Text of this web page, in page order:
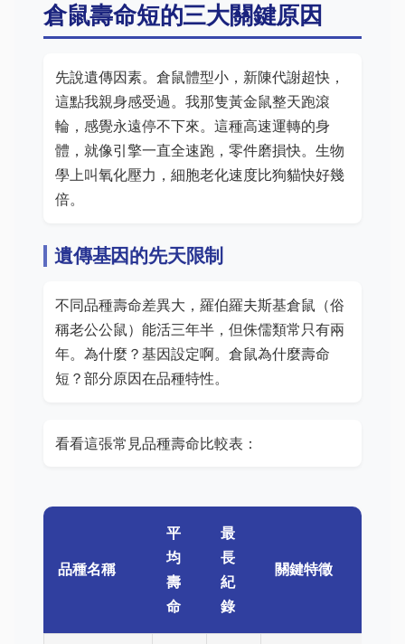
倉鼠壽命短的三大關鍵原因
先說遺傳因素。倉鼠體型小，新陳代謝超快，
這點我親身感受過。我那隻黃金鼠整天跑滾
輪，感覺永遠停不下來。這種高速運轉的身
體，就像引擎一直全速跑，零件磨損快。生物
學上叫氧化壓力，細胞老化速度比狗貓快好幾
倍。
遺傳基因的先天限制
不同品種壽命差異大，羅伯羅夫斯基倉鼠（俗
稱老公公鼠）能活三年半，但侏儒類常只有兩
年。為什麼？基因設定啊。倉鼠為什麼壽命
短？部分原因在品種特性。
看看這張常見品種壽命比較表：
品種名稱
平
均
壽
命
最
長
紀
錄
關鍵特徵